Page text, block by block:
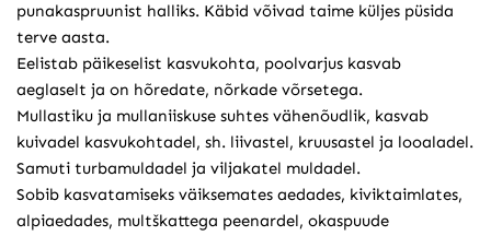
punakaspruunist halliks. Käbid võivad taime küljes püsida
terve aasta.
Eelistab päikeselist kasvukohta, poolvarjus kasvab
aeglaselt ja on hõredate, nõrkade võrsetega.
Mullastiku ja mullaniiskuse suhtes vähenõudlik, kasvab
kuivadel kasvukohtadel, sh. liivastel, kruusastel ja looaladel.
Samuti turbamuldadel ja viljakatel muldadel.
Sobib kasvatamiseks väiksemates aedades, kiviktaimlates,
alpiaedades, multškattega peenardel, okaspuude